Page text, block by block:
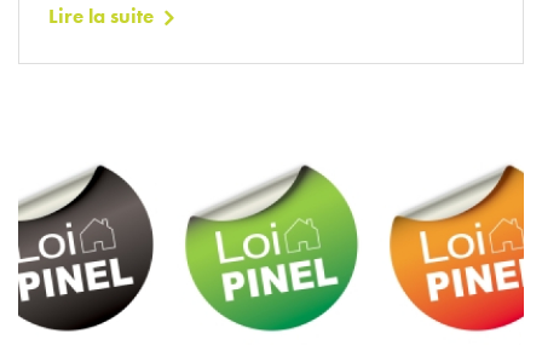
Lire la suite